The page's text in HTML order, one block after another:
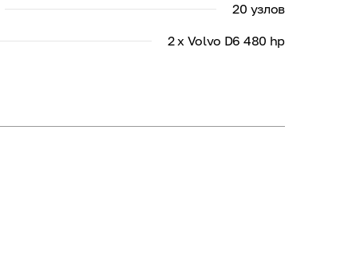
20 узлов
2 x Volvo D6 480 hp